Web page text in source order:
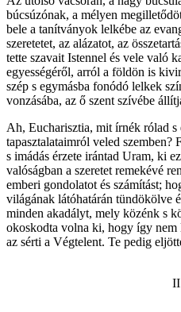
búcsúzónak, a mélyen
bele a tanítványok lelkébe az
szeretetet, az alázatot, az
tette szavait Istennel és vele való
egyességéről, arról a földön is
szép s egymásba fonódó lelkek
vonzásába, az ő szent szívébe
Ah, Eucharisztia, mit írnék rólad s
tapasztalataimról veled
s imádás érzete irántad Uram, ki
valóságban a szeretet remekévé
emberi gondolatot és számítást;
világának látóhatárán tündökölve
minden akadályt, mely közénk s
okoskodta volna ki, hogy így
az sérti a Végtelent. Te pedig